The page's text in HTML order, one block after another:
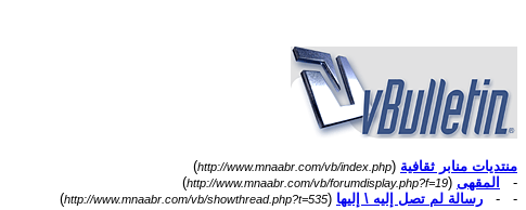
منتديات منابر ثقافية (
http://www.mnaabr.com/vb/index.php
)
-
المقهى (
http://www.mnaabr.com/vb/forumdisplay.php?f=19
)
- - رسالة لم تصل إليه \ إليها (
http://www.mnaabr.com/vb/showthread.php?t=535
)